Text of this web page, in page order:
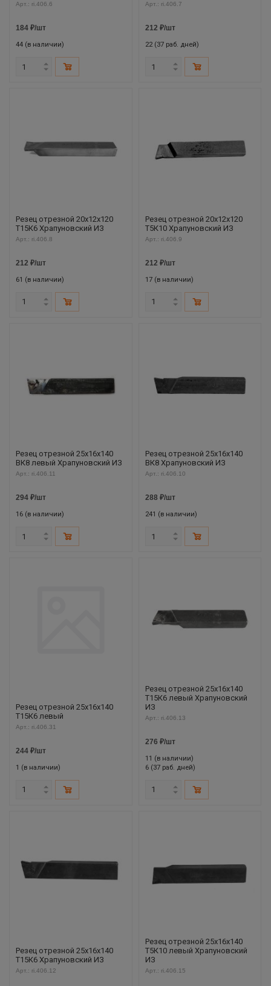
Арт.: ri.406.6
184 ₽/шт
44 (в наличии)
Арт.: ri.406.7
212 ₽/шт
22 (37 раб. дней)
Резец отрезной 20х12х120
Т15К6 Храпуновский ИЗ
Арт.: ri.406.8
212 ₽/шт
61 (в наличии)
Резец отрезной 20х12х120
Т5К10 Храпуновский ИЗ
Арт.: ri.406.9
212 ₽/шт
17 (в наличии)
Резец отрезной 25х16х140
ВК8 левый Храпуновский ИЗ
Арт.: ri.406.11
294 ₽/шт
16 (в наличии)
Резец отрезной 25х16х140
ВК8 Храпуновский ИЗ
Арт.: ri.406.10
288 ₽/шт
241 (в наличии)
Резец отрезной 25х16х140
Т15К6 левый
Арт.: ri.406.31
244 ₽/шт
1 (в наличии)
Резец отрезной 25х16х140
Т15К6 левый Храпуновский
ИЗ
Арт.: ri.406.13
276 ₽/шт
11 (в наличии)
6 (37 раб. дней)
Резец отрезной 25х16х140
Т15К6 Храпуновский ИЗ
Арт.: ri.406.12
Резец отрезной 25х16х140
Т5К10 левый Храпуновский
ИЗ
Арт.: ri.406.15